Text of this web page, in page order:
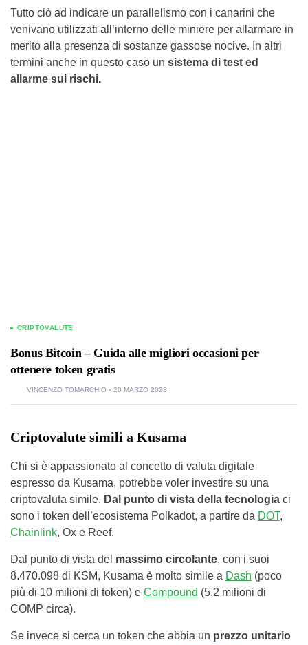
Tutto ciò ad indicare un parallelismo con i canarini che
venivano utilizzati all’interno delle miniere per allarmare in
merito alla presenza di sostanze gassose nocive. In altri
termini anche in questo caso un sistema di test ed
allarme sui rischi.
CRIPTOVALUTE
Bonus Bitcoin – Guida alle migliori occasioni per
ottenere token gratis
VINCENZO TOMARCHIO 20 MARZO 2023
Criptovalute simili a Kusama
Chi si è appassionato al concetto di valuta digitale
espresso da Kusama, potrebbe voler investire su una
criptovaluta simile. Dal punto di vista della tecnologia ci
sono i token dell’ecosistema Polkadot, a partire da DOT,
Chainlink, Ox e Reef.
Dal punto di vista del massimo circolante, con i suoi
8.470.098 di KSM, Kusama è molto simile a Dash (poco
più di 10 milioni di token) e Compound (5,2 milioni di
COMP circa).
Se invece si cerca un token che abbia un prezzo unitario